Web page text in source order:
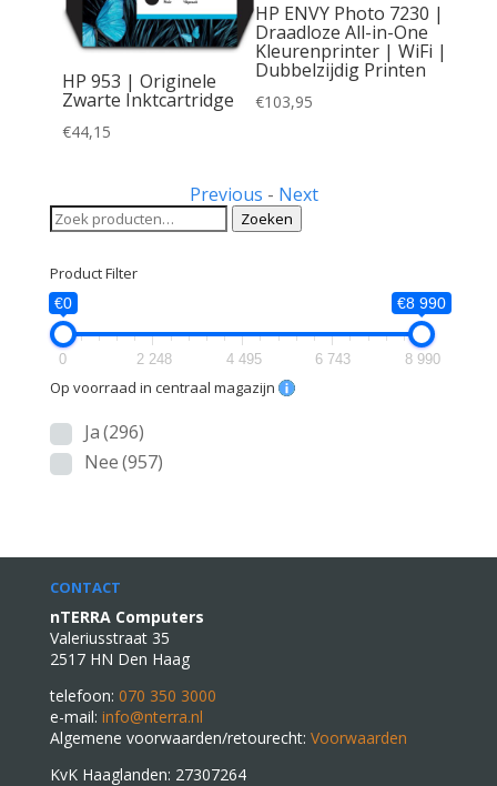
HP 953 | Originele
Zwarte Inktcartridge
€44,15
HP ENVY Photo 7230 |
Draadloze All-in-One
Kleurenprinter | WiFi |
Dubbelzijdig Printen
€103,95
Previous - Next
Zoeken
naar:
Zoeken
Product Filter
€0 €8 990
0 2 248 4 495 6 743 8 990
Op voorraad in centraal magazijn
Ja(296)
Nee(957)
CONTACT
nTERRA Computers
Valeriusstraat 35
2517 HN Den Haag
telefoon: 070 350 3000
e-mail: info@nterra.nl
Algemene voorwaarden/retourecht: Voorwaarden
KvK Haaglanden: 27307264